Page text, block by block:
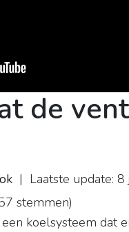
de
| Laatste update:
stemmen)
koelsysteem dat